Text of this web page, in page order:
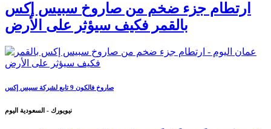
ارتطام جزء ضخم من صاروخ سبيس إكس
بالقمر فكيف سيؤثر على الأرض
صاروخ فالكون 9 تابع لشركة سبيس إكس
نيويورك - السعودية اليوم